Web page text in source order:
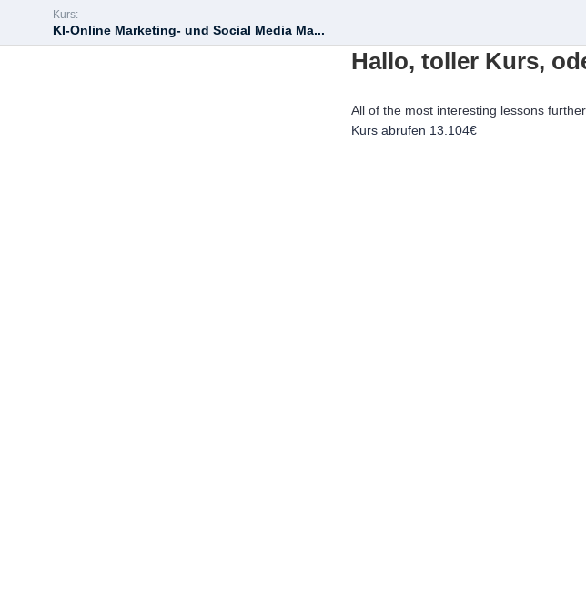
Kurs:
KI-Online Marketing- und Social Media Ma...
Hallo, toller Kurs,
All of the most interesting lessons
Kurs abrufen 13.104€